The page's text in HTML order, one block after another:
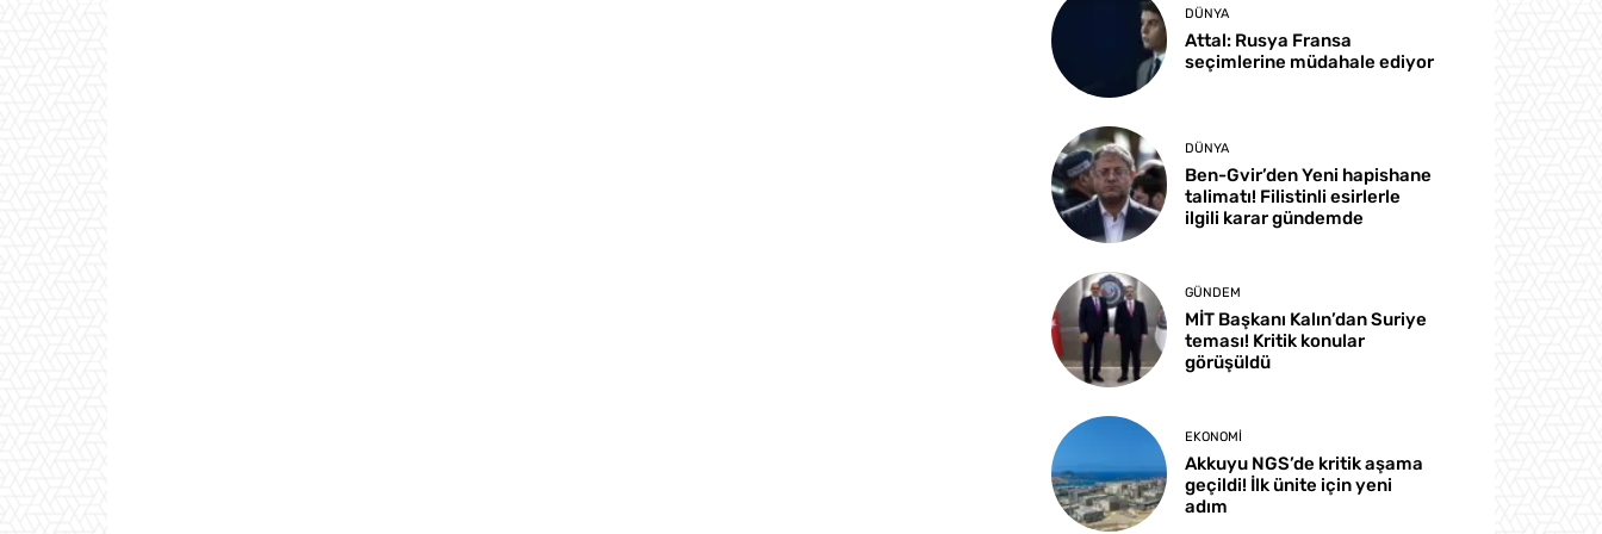
DÜNYA
Attal: Rusya Fransa
seçimlerine müdahale ediyor
DÜNYA
Ben-Gvir’den Yeni hapishane
talimatı! Filistinli esirlerle
ilgili karar gündemde
GÜNDEM
MİT Başkanı Kalın’dan Suriye
teması! Kritik konular
görüşüldü
EKONOMI
Akkuyu NGS’de kritik aşama
geçildi! İlk ünite için yeni
adım